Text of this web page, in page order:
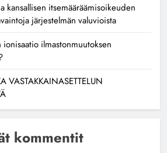
kansallisen itsemääräämisoikeuden
järjestelmän valuvioista
ilmastonmuutoksen
VASTAKKAINASETTELUN
kommentit